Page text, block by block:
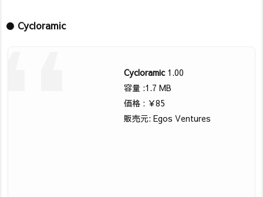
● Cycloramic
Cycloramic1.00
容量 :1.7 MB
価格 : ￥85
販売元: Egos Ventures